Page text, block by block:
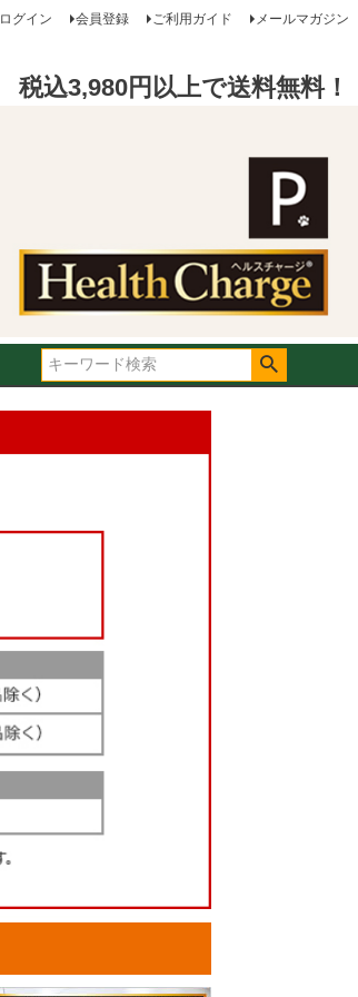
ログイン 会員登録 ご利用ガイド メールマガジン
税込3,980円以上で送料無料！